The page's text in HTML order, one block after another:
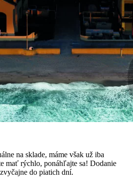
na sklade, máme však už iba
mať rýchlo, ponáhľajte sa! Dodanie
do piatich dní.